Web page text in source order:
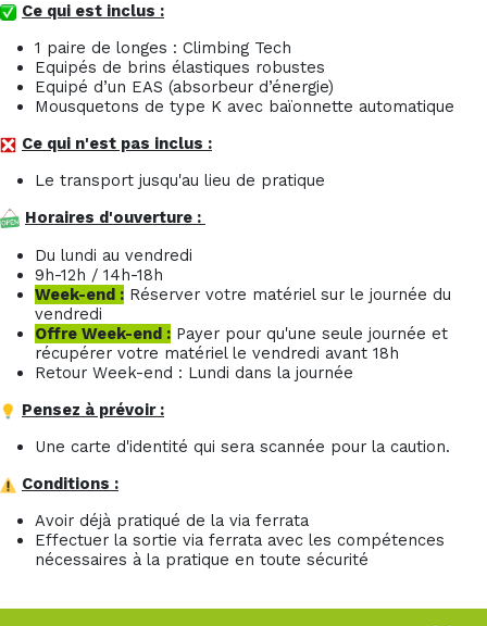
Ce qui est inclus :
1 paire de longes : Climbing Tech
Equipés de brins élastiques robustes
Equipé d’un EAS (absorbeur d’énergie)
Mousquetons de type K avec baïonnette automatique
Ce qui n'est pas inclus :
Le transport jusqu'au lieu de pratique
Horaires d'ouverture :
Du lundi au vendredi
9h-12h / 14h-18h
Week-end : Réserver votre matériel sur le journée du
vendredi
Offre Week-end : Payer pour qu'une seule journée et
récupérer votre matériel le vendredi avant 18h
Retour Week-end : Lundi dans la journée
Pensez à prévoir :
Une carte d'identité qui sera scannée pour la caution.
Conditions :
Avoir déjà pratiqué de la via ferrata
Effectuer la sortie via ferrata avec les compétences
nécessaires à la pratique en toute sécurité